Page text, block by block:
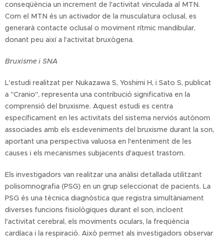
conseqüència un increment de l'activitat vinculada al MTN.
Com el MTN és un activador de la musculatura oclusal, es
generarà contacte oclusal o moviment rítmic mandibular,
donant peu així a l'activitat bruxògena.
Bruxisme i SNA
L'estudi realitzat per Nukazawa S, Yoshimi H, i Sato S, publicat
a "Cranio", representa una contribució significativa en la
comprensió del bruxisme. Aquest estudi es centra
específicament en les activitats del sistema nerviós autònom
associades amb els esdeveniments del bruxisme durant la son,
aportant una perspectiva valuosa en l'enteniment de les
causes i els mecanismes subjacents d'aquest trastorn.
Els investigadors van realitzar una anàlisi detallada utilitzant
polisomnografia (PSG) en un grup seleccionat de pacients. La
PSG és una tècnica diagnòstica que registra simultàniament
diverses funcions fisiològiques durant el son, incloent
l'activitat cerebral, els moviments oculars, la freqüència
cardíaca i la respiració. Això permet als investigadors observar